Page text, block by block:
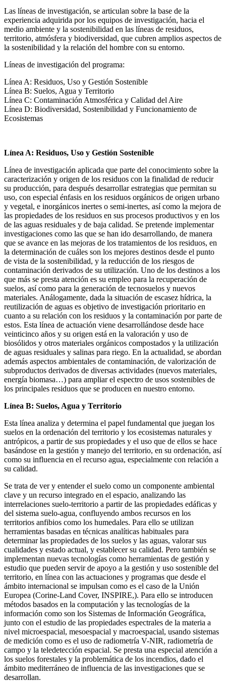
Las líneas de investigación, se articulan sobre la base de la
experiencia adquirida por los equipos de investigación, hacia el
medio ambiente y la sostenibilidad en las líneas de residuos,
territorio, atmósfera y biodiversidad, que cubren amplios aspectos de
la sostenibilidad y la relación del hombre con su entorno.
Líneas de investigación del programa:
Línea A: Residuos, Uso y Gestión Sostenible
Línea B: Suelos, Agua y Territorio
Línea C: Contaminación Atmosférica y Calidad del Aire
Línea D: Biodiversidad, Sostenibilidad y Funcionamiento de
Ecosistemas
Línea A: Residuos, Uso y Gestión Sostenible
Línea de investigación aplicada que parte del conocimiento sobre la
caracterización y origen de los residuos con la finalidad de reducir
su producción, para después desarrollar estrategias que permitan su
uso, con especial énfasis en los residuos orgánicos de origen urbano
y vegetal, e inorgánicos inertes o semi-inertes, así como la mejora de
las propiedades de los residuos en sus procesos productivos y en los
de las aguas residuales y de baja calidad. Se pretende implementar
investigaciones como las que se han ido desarrollando, de manera
que se avance en las mejoras de los tratamientos de los residuos, en
la determinación de cuáles son los mejores destinos desde el punto
de vista de la sostenibilidad, y la reducción de los riesgos de
contaminación derivados de su utilización. Uno de los destinos a los
que más se presta atención es su empleo para la recuperación de
suelos, así como para la generación de tecnosuelos y nuevos
materiales. Análogamente, dada la situación de escasez hídrica, la
reutilización de aguas es objetivo de investigación prioritario en
cuanto a su relación con los residuos y la contaminación por parte de
estos. Esta línea de actuación viene desarrollándose desde hace
veinticinco años y su origen está en la valoración y uso de
biosólidos y otros materiales orgánicos compostados y la utilización
de aguas residuales y salinas para riego. En la actualidad, se abordan
además aspectos ambientales de contaminación, de valorización de
subproductos derivados de diversas actividades (nuevos materiales,
energía biomasa…) para ampliar el espectro de usos sostenibles de
los principales residuos que se producen en nuestro entorno.
Línea B: Suelos, Agua y Territorio
Esta línea analiza y determina el papel fundamental que juegan los
suelos en la ordenación del territorio y los ecosistemas naturales y
antrópicos, a partir de sus propiedades y el uso que de ellos se hace
basándose en la gestión y manejo del territorio, en su ordenación, así
como su influencia en el recurso agua, especialmente con relación a
su calidad.
Se trata de ver y entender el suelo como un componente ambiental
clave y un recurso integrado en el espacio, analizando las
interrelaciones suelo-territorio a partir de las propiedades edáficas y
del sistema suelo-agua, confluyendo ambos recursos en los
territorios anfibios como los humedales. Para ello se utilizan
herramientas basadas en técnicas analíticas habituales para
determinar las propiedades de los suelos y las aguas, valorar sus
cualidades y estado actual, y establecer su calidad. Pero también se
implementan nuevas tecnologías como herramientas de gestión y
estudio que pueden servir de apoyo a la gestión y uso sostenible del
territorio, en línea con las actuaciones y programas que desde el
ámbito internacional se impulsan como es el caso de la Unión
Europea (Corine-Land Cover, INSPIRE,). Para ello se introducen
métodos basados en la computación y las tecnologías de la
información como son los Sistemas de Información Geográfica,
junto con el estudio de las propiedades espectrales de la materia a
nivel microespacial, mesoespacial y macroespacial, usando sistemas
de medición como es el uso de radiometría V-NIR, radiometría de
campo y la teledetección espacial. Se presta una especial atención a
los suelos forestales y la problemática de los incendios, dado el
ámbito mediterráneo de influencia de las investigaciones que se
desarrollan.